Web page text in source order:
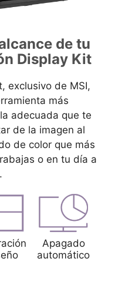
de tu
Display Kit
exclusivo de MSI,
más
adecuada que te
de la imagen al
de color que más
o en tu día a
Apagado
automático